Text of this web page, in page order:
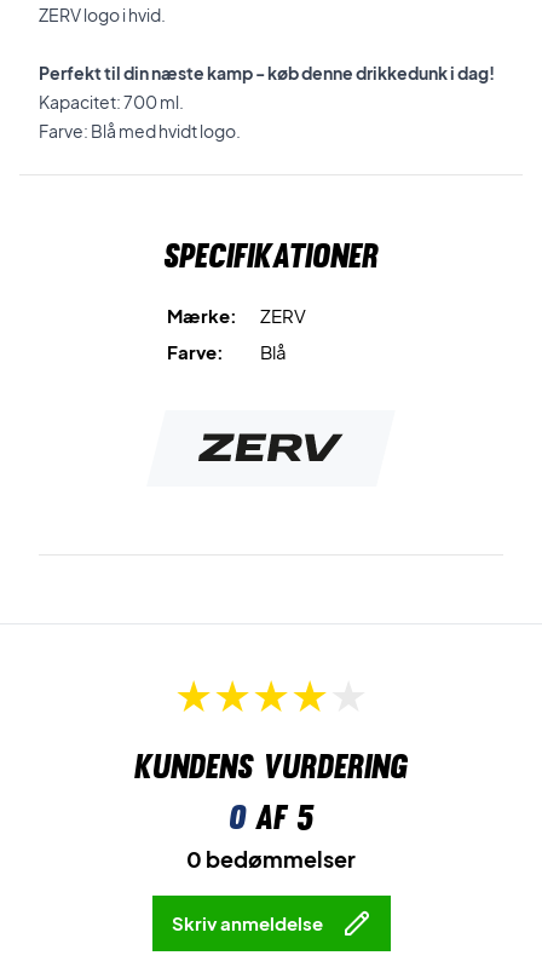
ZERV logo i hvid.
Perfekt til din næste kamp - køb denne drikkedunk i dag!
Kapacitet: 700 ml.
Farve: Blå med hvidt logo.
Specifikationer
Mærke:
ZERV
Farve:
Blå
Kundens vurdering
0af 5
0 bedømmelser
Skriv anmeldelse